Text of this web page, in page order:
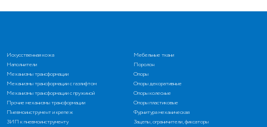
Искусственная кожа
Мебельные ткани
Наполнители
Поролон
Механизмы трансформации
Механизмы трансформации с газлифтом
Механизмы трансформации с пружиной
Прочие механизмы трансформации
Опоры
Опоры декоративные
Опоры колесные
Опоры пластиковые
Пневмоинструмент и крепеж
ЗИП к пневмоинструменту
Фурнитура механическая
Зацепы, ограничители, фиксаторы